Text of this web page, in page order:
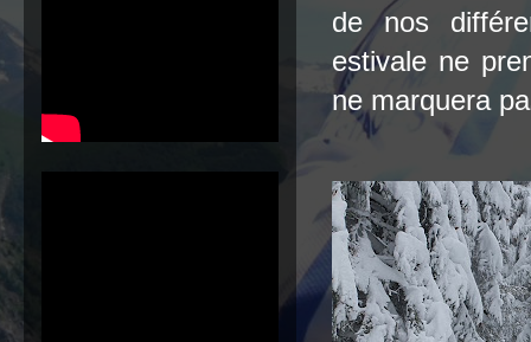
de nos
estivale ne
ne marquera